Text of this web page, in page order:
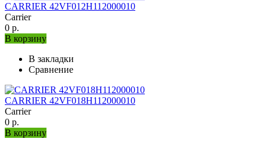
CARRIER 42VF012H112000010
Carrier
0 р.
В корзину
В закладки
Сравнение
CARRIER 42VF018H112000010
Carrier
0 р.
В корзину